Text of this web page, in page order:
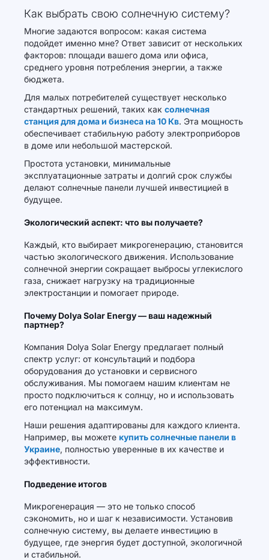
Как выбрать свою солнечную систему?
Многие задаются вопросом: какая система
подойдет именно мне? Ответ зависит от нескольких
факторов: площади вашего дома или офиса,
среднего уровня потребления энергии, а также
бюджета.
Для малых потребителей существует несколько
стандартных решений, таких как солнечная
станция для дома и бизнеса на 10 Кв. Эта мощность
обеспечивает стабильную работу электроприборов
в доме или небольшой мастерской.
Простота установки, минимальные
эксплуатационные затраты и долгий срок службы
делают солнечные панели лучшей инвестицией в
будущее.
Экологический аспект: что вы получаете?
Каждый, кто выбирает микрогенерацию, становится
частью экологического движения. Использование
солнечной энергии сокращает выбросы углекислого
газа, снижает нагрузку на традиционные
электростанции и помогает природе.
Почему Dolya Solar Energy — ваш надежный
партнер?
Компания Dolya Solar Energy предлагает полный
спектр услуг: от консультаций и подбора
оборудования до установки и сервисного
обслуживания. Мы помогаем нашим клиентам не
просто подключиться к солнцу, но и использовать
его потенциал на максимум.
Наши решения адаптированы для каждого клиента.
Например, вы можете купить солнечные панели в
Украине, полностью уверенные в их качестве и
эффективности.
Подведение итогов
Микрогенерация — это не только способ
сэкономить, но и шаг к независимости. Установив
солнечную систему, вы делаете инвестицию в
будущее, где энергия будет доступной, экологичной
и стабильной.